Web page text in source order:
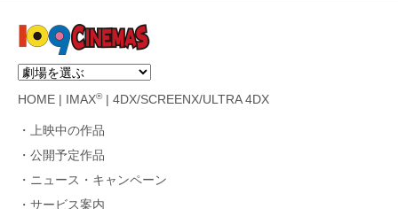
HOME IMAX®| 4DX/SCREENX/ULTRA 4DX
上映中の作品
公開予定作品
ニュース・キャンペーン
サービス案内